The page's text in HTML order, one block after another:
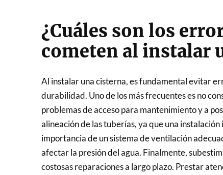
¿Cuáles son los
cometen al instalar
Al instalar una cisterna, es fundamental evitar
durabilidad. Uno de los más frecuentes es no
problemas de acceso para mantenimiento y a
alineación de las tuberías, ya que una
importancia de un sistema de ventilación
afectar la presión del agua. Finalmente,
costosas reparaciones a largo plazo. Prestar